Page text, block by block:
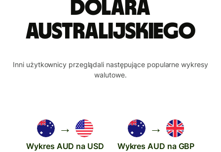
dolara
australijskiego
Inni użytkownicy przeglądali następujące popularne wykresy
walutowe.
→
Wykres AUD na USD
→
Wykres AUD na GBP